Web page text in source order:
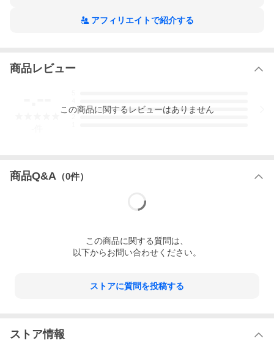
アフィリエイトで紹介する
商品レビュー
3
この商品に関するレビューはありません
商品Q&A （0件）
この商品に関する質問は、
以下からお問い合わせください。
ストアに質問を投稿する
ストア情報